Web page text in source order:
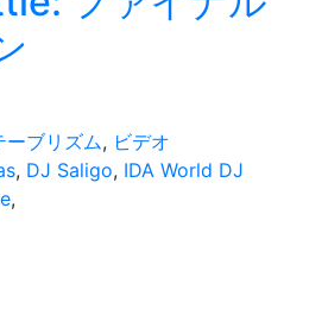
ーブリズム, ビデオ
, DJ Saligo, IDA World DJ
,